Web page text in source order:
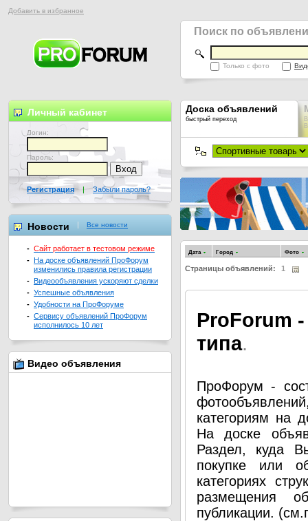
Добавить в избранное
Поиск по
Только с фото
Доска объявлений
быстрый переход
Дата Город Фото
Страницы объявлений: 1
ProForum
типа.
ПроФорум -
категориям на
На доске
Раздел, куда
покупке или
категориях
размещения
публикации.
Личный кабинет
Логин:
Пароль:
Регистрация | Забыли пароль?
Новости Все новости
- Сайт работает в тестовом режиме
- На доске объявлений ПроФорум
изменились правила регистрации
- Видеообъявления ускоряют сделки
- Успешные объявления
- Удобности на ПроФоруме
- Сервису объявлений ПроФорум
исполнилось 10 лет
Видео объявления